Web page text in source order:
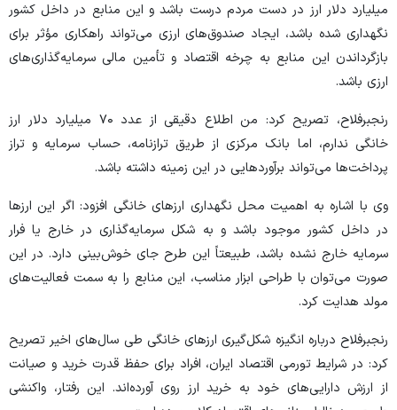
میلیارد دلار ارز در دست مردم درست باشد و این منابع در داخل کشور
نگهداری شده باشد، ایجاد صندوق‌های ارزی می‌تواند راهکاری مؤثر برای
بازگرداندن این منابع به چرخه اقتصاد و تأمین مالی سرمایه‌گذاری‌های
ارزی باشد.
رنجبرفلاح، تصریح کرد: من اطلاع دقیقی از عدد ۷۰ میلیارد دلار ارز
خانگی ندارم، اما بانک مرکزی از طریق ترازنامه، حساب سرمایه و تراز
پرداخت‌ها می‌تواند برآوردهایی در این زمینه داشته باشد.
وی با اشاره به اهمیت محل نگهداری ارزهای خانگی افزود: اگر این ارزها
در داخل کشور موجود باشد و به شکل سرمایه‌گذاری در خارج یا فرار
سرمایه خارج نشده باشد، طبیعتاً این طرح جای خوش‌بینی دارد. در این
صورت می‌توان با طراحی ابزار مناسب، این منابع را به سمت فعالیت‌های
مولد هدایت کرد.
رنجبرفلاح درباره انگیزه شکل‌گیری ارزهای خانگی طی سال‌های اخیر تصریح
کرد: در شرایط تورمی اقتصاد ایران، افراد برای حفظ قدرت خرید و صیانت
از ارزش دارایی‌های خود به خرید ارز روی آورده‌اند. این رفتار، واکنشی